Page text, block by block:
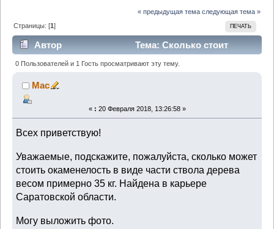
« предыдущая тема следующая тема »
ПЕЧАТЬ
Страницы: [1]
Автор
Тема: Сколько стоит
окаменелое дерево? (Прочитано 7624 раз)
0 Пользователей и 1 Гость просматривают эту тему.
Mac
« : 20 Февраля 2018, 13:26:58 »
Всех приветствую!
Уважаемые, подскажите, пожалуйста, сколько может
стоить окаменелость в виде части ствола дерева
весом примерно 35 кг. Найдена в карьере
Саратовской области.
Могу выложить фото.